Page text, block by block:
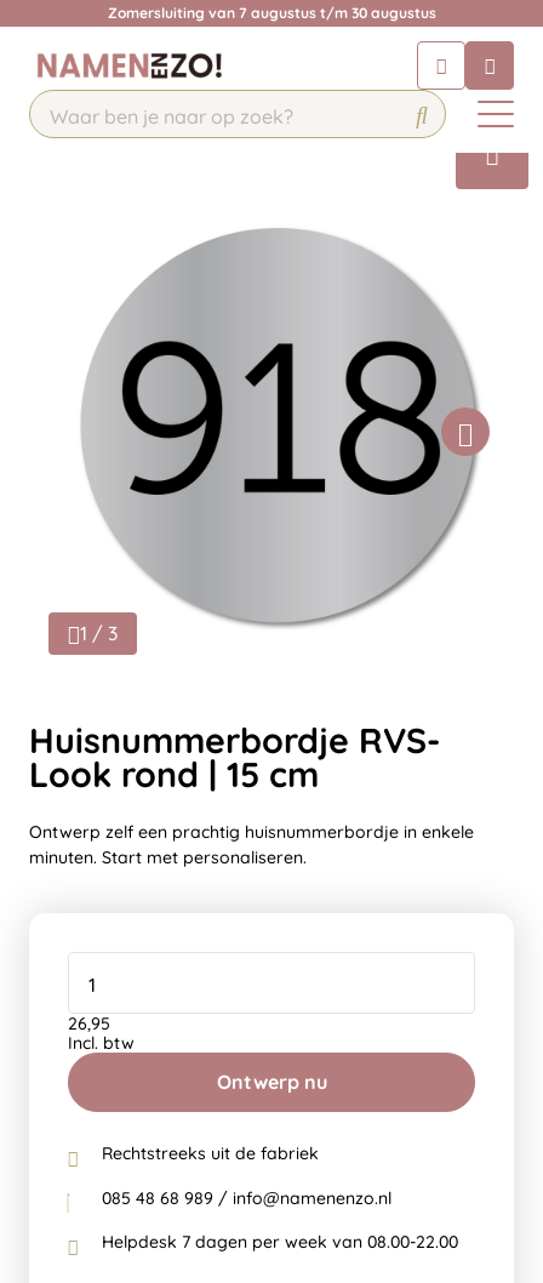
Zomersluiting van 7 augustus t/m 30 augustus
Chat 24/7 met onze chatbot voor
hulp
Contact
1 / 3
Huisnummerbordje RVS-
Look rond | 15 cm
Ontwerp zelf een prachtig huisnummerbordje in enkele
minuten. Start met personaliseren.
Ontwerp nu
26,95
Incl. btw
Rechtstreeks uit de fabriek
085 48 68 989 / info@namenenzo.nl
Helpdesk 7 dagen per week van 08.00-22.00